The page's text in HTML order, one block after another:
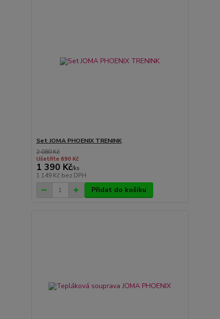
Set JOMA PHOENIX TRENINK
2 080 Kč
Ušetříte 690 Kč
1 390 Kč/ks
1 149 Kč bez DPH
Přidat do košíku